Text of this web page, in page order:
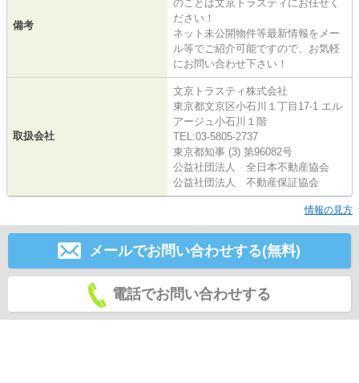
備考
のことは文京トラスティにお任せく
ださい！
ネット未公開物件等最新情報をメー
ル等でご紹介可能ですので、お気軽
にお問い合わせ下さい！
取扱会社
文京トラスティ株式会社
東京都文京区小石川１丁目17-1 エル
アージュ小石川１階
TEL:03-5805-2737
東京都知事 (3) 第96082号
公益社団法人 全日本不動産協会
公益社団法人 不動産保証協会
情報の見方
メールでお問い合わせする(無料)
電話でお問い合わせする